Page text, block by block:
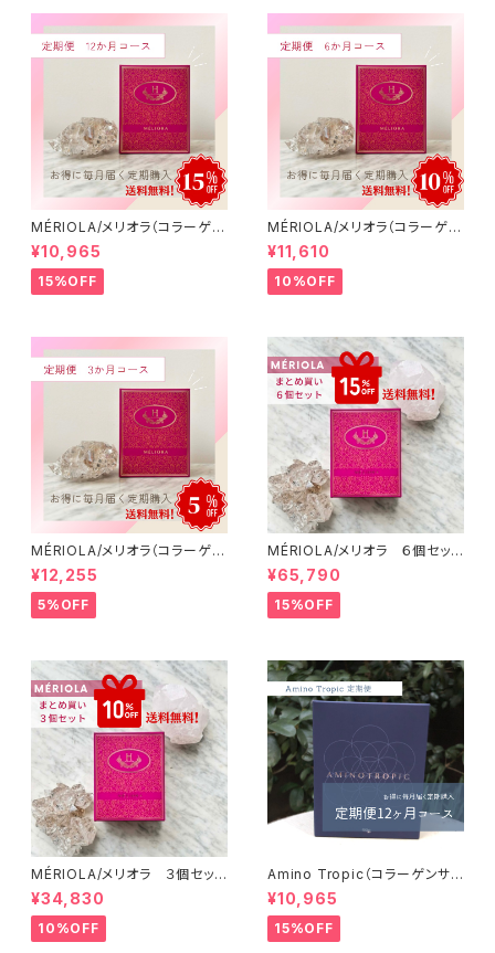
MÉRIOLA/メリオラ（コラーゲン
サポート）定期便（12か月コー
ス）【送料無料】
¥10,965
15%OFF
MÉRIOLA/メリオラ（コラーゲン
サポート）定期便（6か月コース）
【送料無料】
¥11,610
10%OFF
MÉRIOLA/メリオラ（コラーゲン
サポート）定期便（3か月コース）
【送料無料】
¥12,255
5%OFF
MÉRIOLA/メリオラ ６個セッ
ト 【15%OFF】【送料無料】
¥65,790
15%OFF
MÉRIOLA/メリオラ ３個セッ
ト 【特別価格】【送料無料】
¥34,830
10%OFF
Amino Tropic（コラーゲンサ
ポート）定期便（12か月コース）
【送料無料】
¥10,965
15%OFF